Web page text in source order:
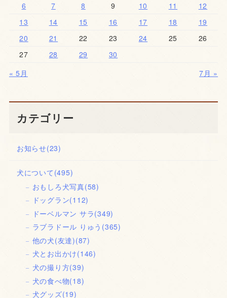
6
7 8 9 10 11
12
13
14 15 16 17 18
19
20
21 22 23 24 25
26
27
28 29
30
« 5月
7月 »
カテゴリー
お知らせ(23)
犬について (495)
おもしろ犬写真(58)
ドッグラン(112)
ドーベルマン サラ(349)
ラブラドール りゅう (365)
他の犬(友達)(87)
犬とお出かけ(146)
犬の撮り方(39)
犬の食べ物(18)
犬グッズ(19)